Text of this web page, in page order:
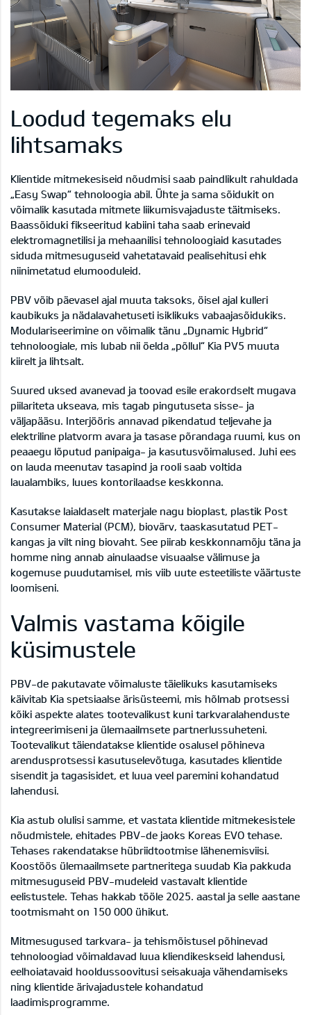
Loodud tegemaks elu
lihtsamaks
Klientide mitmekesiseid nõudmisi saab paindlikult rahuldada
„Easy Swap“ tehnoloogia abil. Ühte ja sama sõidukit on
võimalik kasutada mitmete liikumisvajaduste täitmiseks.
Baassõiduki fikseeritud kabiini taha saab erinevaid
elektromagnetilisi ja mehaanilisi tehnoloogiaid kasutades
siduda mitmesuguseid vahetatavaid pealisehitusi ehk
niinimetatud elumooduleid.
PBV võib päevasel ajal muuta taksoks, öisel ajal kulleri
kaubikuks ja nädalavahetuseti isiklikuks vabaajasõidukiks.
Modulariseerimine on võimalik tänu „Dynamic Hybrid“
tehnoloogiale, mis lubab nii öelda „põllul“ Kia PV5 muuta
kiirelt ja lihtsalt.
Suured uksed avanevad ja toovad esile erakordselt mugava
piilariteta ukseava, mis tagab pingutuseta sisse- ja
väljapääsu. Interjööris annavad pikendatud teljevahe ja
elektriline platvorm avara ja tasase põrandaga ruumi, kus on
peaaegu lõputud panipaiga- ja kasutusvõimalused. Juhi ees
on lauda meenutav tasapind ja rooli saab voltida
laualambiks, luues kontorilaadse keskkonna.
Kasutakse laialdaselt materjale nagu bioplast, plastik Post
Consumer Material (PCM), biovärv, taaskasutatud PET-
kangas ja vilt ning biovaht. See piirab keskkonnamõju täna ja
homme ning annab ainulaadse visuaalse välimuse ja
kogemuse puudutamisel, mis viib uute esteetiliste väärtuste
loomiseni.
Valmis vastama kõigile
küsimustele
PBV-de pakutavate võimaluste täielikuks kasutamiseks
käivitab Kia spetsiaalse ärisüsteemi, mis hõlmab protsessi
kõiki aspekte alates tootevalikust kuni tarkvaralahenduste
integreerimiseni ja ülemaailmsete partnerlussuheteni.
Tootevalikut täiendatakse klientide osalusel põhineva
arendusprotsessi kasutuselevõtuga, kasutades klientide
sisendit ja tagasisidet, et luua veel paremini kohandatud
lahendusi.
Kia astub olulisi samme, et vastata klientide mitmekesistele
nõudmistele, ehitades PBV-de jaoks Koreas EVO tehase.
Tehases rakendatakse hübriidtootmise lähenemisviisi.
Koostöös ülemaailmsete partneritega suudab Kia pakkuda
mitmesuguseid PBV-mudeleid vastavalt klientide
eelistustele. Tehas hakkab tööle 2025. aastal ja selle aastane
tootmismaht on 150 000 ühikut.
Mitmesugused tarkvara- ja tehismõistusel põhinevad
tehnoloogiad võimaldavad luua kliendikeskseid lahendusi,
eelhoiatavaid hooldussoovitusi seisakuaja vähendamiseks
ning klientide ärivajadustele kohandatud
laadimisprogramme.